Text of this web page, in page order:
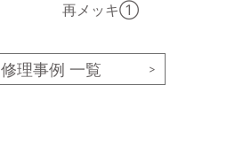
再メッキ①
修理事例 一覧 >